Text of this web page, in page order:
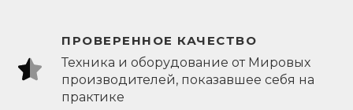
ПРОВЕРЕННОЕ КАЧЕСТВО
Техника и оборудование от Мировых
производителей, показавшее себя на
практике